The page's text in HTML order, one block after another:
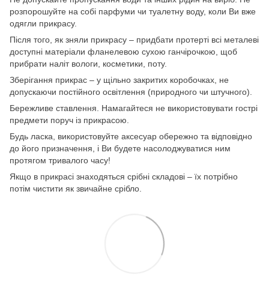
розпорошуйте на собі парфуми чи туалетну воду, коли Ви вже
одягли прикрасу.
Після того, як зняли прикрасу – придбати протерті всі металеві
доступні матеріали фланелевою сухою ганчірочкою, щоб
прибрати наліт вологи, косметики, поту.
Зберігання прикрас – у щільно закритих коробочках, не
допускаючи постійного освітлення (природного чи штучного).
Бережливе ставлення. Намагайтеся не використовувати гострі
предмети поруч із прикрасою.
Будь ласка, використовуйте аксесуар обережно та відповідно
до його призначення, і Ви будете насолоджуватися ним
протягом тривалого часу!
Якщо в прикрасі знаходяться срібні складові – їх потрібно
потім чистити як звичайне срібло.